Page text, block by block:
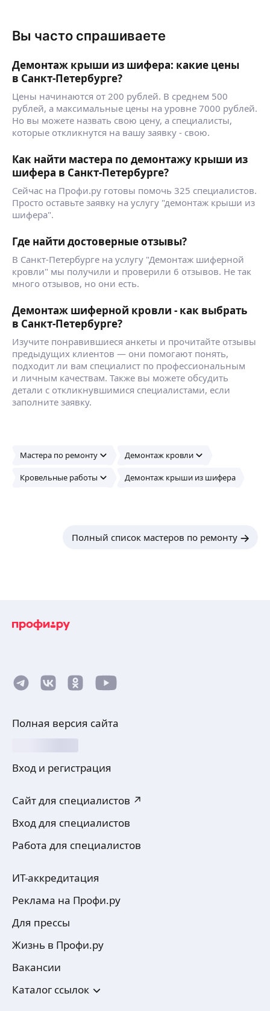
Вы часто спрашиваете
Демонтаж крыши из шифера: какие цены
в Санкт-Петербурге?
Цены начинаются от 200 рублей. В среднем 500
рублей, а максимальные цены на уровне 7000 рублей.
Но вы можете назвать свою цену, а специалисты,
которые откликнутся на вашу заявку - свою.
Как найти мастера по демонтажу крыши из
шифера в Санкт-Петербурге?
Сейчас на Профи.ру готовы помочь 325 специалистов.
Просто оставьте заявку на услугу "демонтаж крыши из
шифера".
Где найти достоверные отзывы?
В Санкт-Петербурге на услугу "Демонтаж шиферной
кровли" мы получили и проверили 6 отзывов. Не так
много отзывов, но они есть.
Демонтаж шиферной кровли - как выбрать
в Санкт-Петербурге?
Изучите понравившиеся анкеты и прочитайте отзывы
предыдущих клиентов — они помогают понять,
подходит ли вам специалист по профессиональным
и личным качествам. Также вы можете обсудить
детали с откликнувшимися специалистами, если
заполните заявку.
Мастера по ремонту Демонтаж кровли
Кровельные работы Демонтаж крыши из шифера
Полный список мастеров по ремонту
Полная версия сайта
Вход и регистрация
Сайт для специалистов ↗
Вход для специалистов
Работа для специалистов
ИТ-аккредитация
Реклама на Профи.ру
Для прессы
Жизнь в Профи.ру
Вакансии
Каталог ссылок